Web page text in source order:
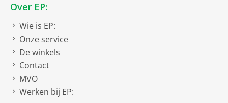
Over EP:
Wie is EP:
Onze service
De winkels
Contact
MVO
Werken bij EP: